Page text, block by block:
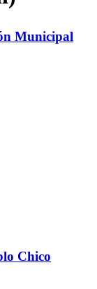
Municipal
Chico